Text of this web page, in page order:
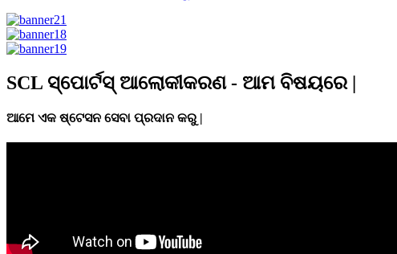
SCL ସ୍ପୋର୍ଟସ୍ ଆଲୋକୀକରଣ - ଆମ ବିଷୟରେ |
ଆମେ ଏକ ଷ୍ଟେସନ ସେବା ପ୍ରଦାନ କରୁ |